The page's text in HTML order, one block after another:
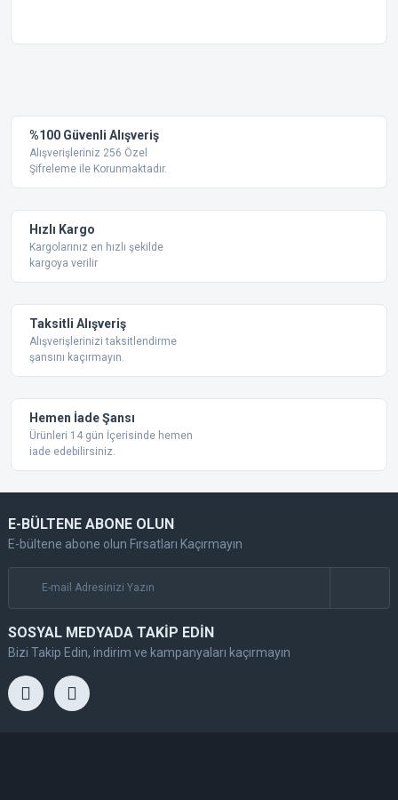
Ürün resmi kalitesiz, bozuk veya görüntülenemiyor.
Ürün açıklamasında eksik bilgiler bulunuyor.
Bu ürüne benzer farklı alternatifler olmalı.
%100 Güvenli Alışveriş
Alışverişleriniz 256 Özel
Şifreleme ile Korunmaktadır.
Hızlı Kargo
Kargolarınız en hızlı şekilde
kargoya verilir
Taksitli Alışveriş
Alışverişlerinizi taksitlendirme
şansını kaçırmayın.
Hemen İade Şansı
Ürünleri 14 gün İçerisinde hemen
iade edebilirsiniz.
E-BÜLTENE ABONE OLUN
E-bültene abone olun Fırsatları Kaçırmayın
SOSYAL MEDYADA TAKİP EDİN
Bizi Takip Edin, indirim ve kampanyaları kaçırmayın